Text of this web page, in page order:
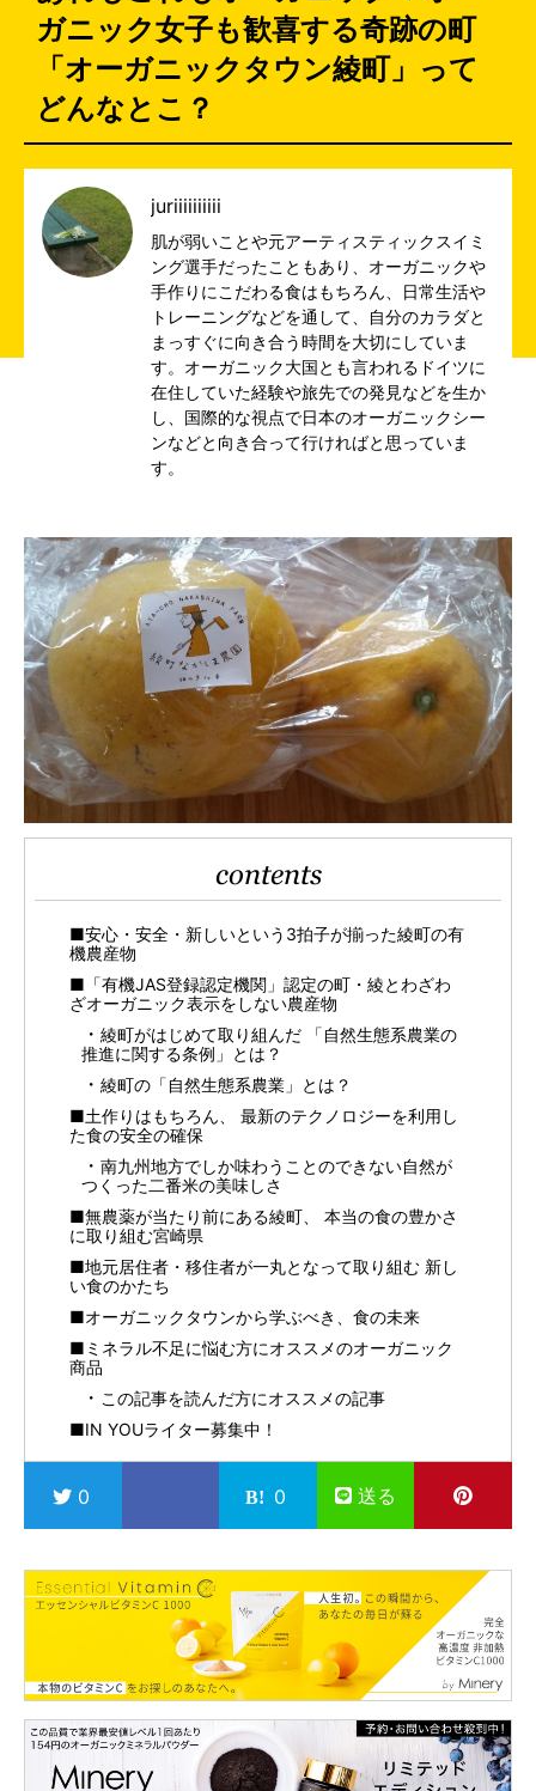
ガニック女子も歓喜する奇跡の町
「オーガニックタウン綾町」って
どんなとこ？
juriiiiiiiiii
肌が弱いことや元アーティスティックスイミ
ング選手だったこともあり、オーガニックや
手作りにこだわる食はもちろん、日常生活や
トレーニングなどを通して、自分のカラダと
まっすぐに向き合う時間を大切にしていま
す。オーガニック大国とも言われるドイツに
在住していた経験や旅先での発見などを生か
し、国際的な視点で日本のオーガニックシー
ンなどと向き合って行ければと思っていま
す。
contents
■安心・安全・新しいという3拍子が揃った綾町の有
機農産物
■「有機JAS登録認定機関」認定の町・綾とわざわ
ざオーガニック表示をしない農産物
綾町がはじめて取り組んだ 「自然生態系農業の
推進に関する条例」とは？
綾町の「自然生態系農業」とは？
■土作りはもちろん、 最新のテクノロジーを利用し
た食の安全の確保
南九州地方でしか味わうことのできない自然が
つくった二番米の美味しさ
■無農薬が当たり前にある綾町、 本当の食の豊かさ
に取り組む宮崎県
■地元居住者・移住者が一丸となって取り組む 新し
い食のかたち
■オーガニックタウンから学ぶべき、食の未来
■ミネラル不足に悩む方にオススメのオーガニック
商品
この記事を読んだ方にオススメの記事
■IN YOUライター募集中！
0 0 送る